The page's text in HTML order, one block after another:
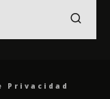
Privacidad